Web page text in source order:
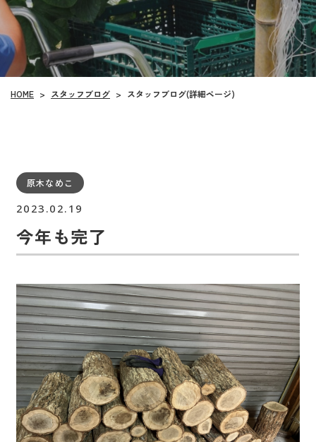
HOME > スタッフブログ > スタッフブログ(詳細ページ)
原木なめこ
2023.02.19
今年も完了